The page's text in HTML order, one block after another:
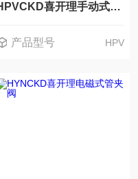
HPVCKD喜开理手动式管夹阀
产品型号 HPV